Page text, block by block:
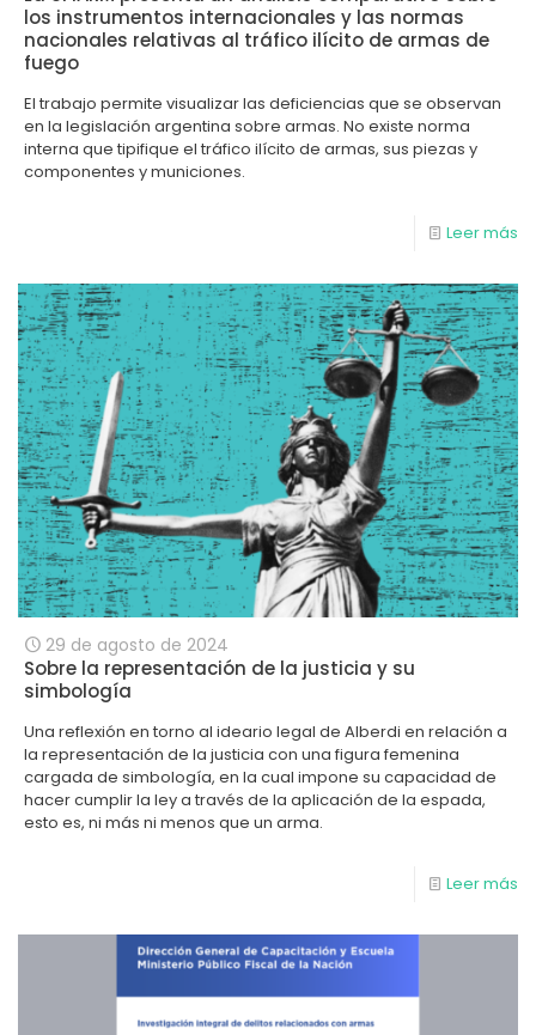
los instrumentos internacionales y las normas
nacionales relativas al tráfico ilícito de armas de
fuego
El trabajo permite visualizar las deficiencias que se observan
en la legislación argentina sobre armas. No existe norma
interna que tipifique el tráfico ilícito de armas, sus piezas y
componentes y municiones.
Leer más
29 de agosto de 2024
Sobre la representación de la justicia y su
simbología
Una reflexión en torno al ideario legal de Alberdi en relación a
la representación de la justicia con una figura femenina
cargada de simbología, en la cual impone su capacidad de
hacer cumplir la ley a través de la aplicación de la espada,
esto es, ni más ni menos que un arma.
Leer más